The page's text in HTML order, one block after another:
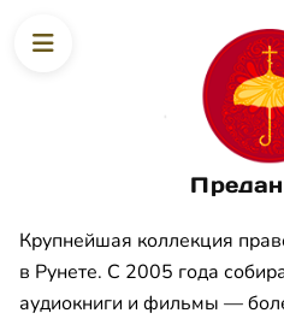
Крупнейшая коллекция
в Рунете. С 2005 года
аудиокниги и фильмы —